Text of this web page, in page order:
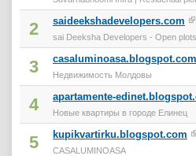
2 saideekshadevelopers.com
sai Deeksha Developers - Open
3 casaluminoasa.blogspot.com
Недвижимость Молдовы
4 apartamente-
Новые квартиры в городе Елинец
5 kupikvartirku.blogspot.com
CASALUMINOASA